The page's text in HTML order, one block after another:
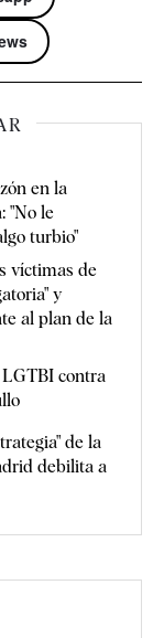
en la
"No le
turbio"
víctimas de
y
al plan de la
contra
de la
debilita a